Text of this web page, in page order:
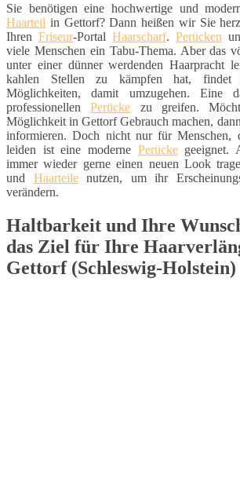
Sie benötigen eine hochwertige und
Haarteil in Gettorf? Dann heißen wir Sie
Ihren Friseur-Portal Haarscharf. Perücken
viele Menschen ein Tabu-Thema. Aber das
unter einer dünner werdenden Haarpracht
kahlen Stellen zu kämpfen hat, findet
Möglichkeiten, damit umzugehen. Eine
professionellenPerücke zu greifen.
Möglichkeit in Gettorf Gebrauch machen,
informieren. Doch nicht nur für Menschen,
leiden ist eine moderne Perückegeeignet.
immer wieder gerne einen neuen Look
und Haarteilenutzen, um ihr
verändern.
Haltbarkeit und Ihre
das Ziel für Ihre
Gettorf (Schleswig-Holstein)